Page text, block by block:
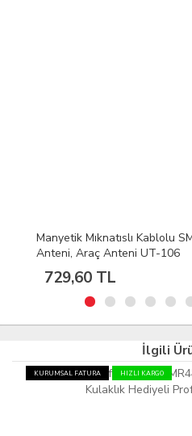
7cm Dual Band El
395,52 TL
İlgili
KURUMSAL FATURA HIZLI